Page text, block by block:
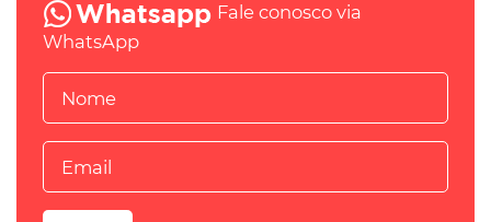
Fale conosco via
WhatsApp